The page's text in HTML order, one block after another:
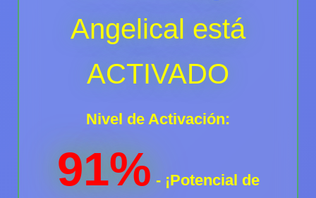
Angelical está
ACTIVADO
Nivel de Activación:
91% - ¡Potencial de